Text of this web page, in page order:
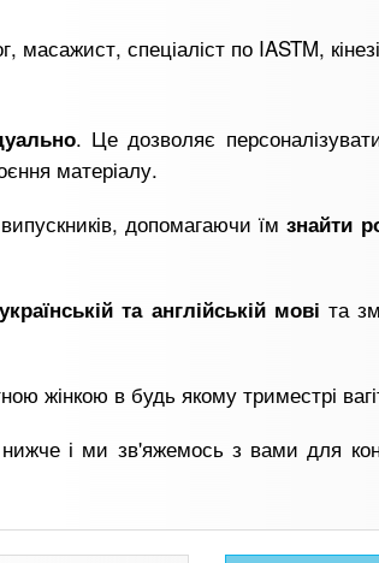
спеціаліст по IASTM,
. Це дозволяє
матеріалу.
допомагаючи їмзнайти
та англійській мові та
жінкою в будь якому триместрі
і ми зв'яжемось з вами для